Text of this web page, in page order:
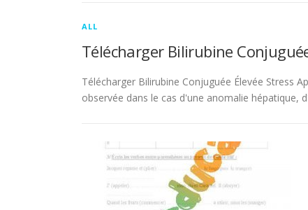
ALL
Télécharger Bilirubine
Télécharger Bilirubine Conjuguée Élevée Stress
observée dans le cas d'une anomalie hépatique,